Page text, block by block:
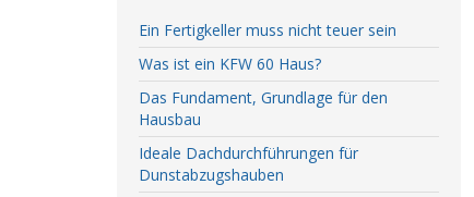
Ein Fertigkeller muss nicht teuer sein
Was ist ein KFW 60 Haus?
Das Fundament, Grundlage für den
Hausbau
Ideale Dachdurchführungen für
Dunstabzugshauben